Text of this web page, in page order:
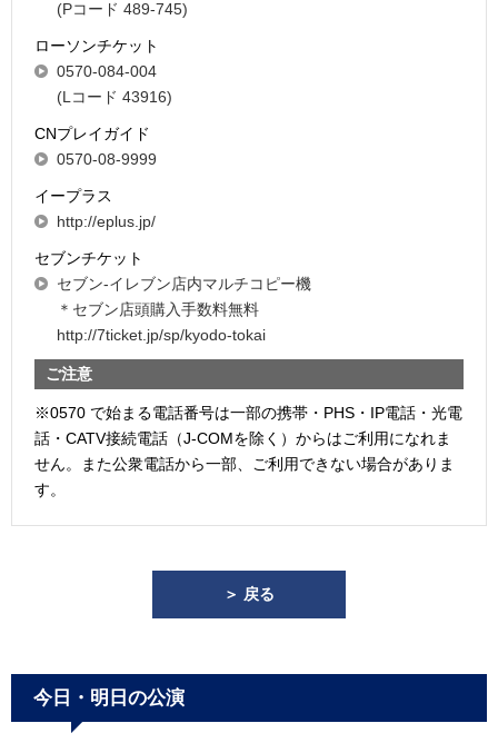
(Pコード 489-745)
ローソンチケット
0570-084-004
(Lコード 43916)
CNプレイガイド
0570-08-9999
イープラス
http://eplus.jp/
セブンチケット
セブン-イレブン店内マルチコピー機
＊セブン店頭購入手数料無料
http://7ticket.jp/sp/kyodo-tokai
ご注意
※0570 で始まる電話番号は一部の携帯・PHS・IP電話・光電
話・CATV接続電話（J-COMを除く）からはご利用になれま
せん。また公衆電話から一部、ご利用できない場合がありま
す。
＞ 戻る
今日・明日の公演